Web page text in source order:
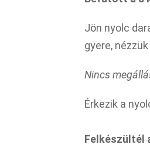
Jön nyolc
gyere,
Nincs
Érkezik a
Felkészültél